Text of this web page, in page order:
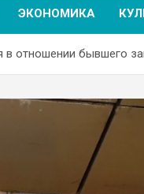
ЭКОНОМИКА
отношении бывшего